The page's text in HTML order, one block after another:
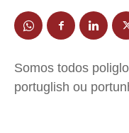
TV Século
Justiça
Segurança
Meio Ambiente
TV Século
Justiça
Segurança
Meio Ambiente
TV Século
Justiça
Segurança
Meio Ambiente
TV Século
Justiça
Segurança
Meio Ambiente
Somos todos
portuglish ou